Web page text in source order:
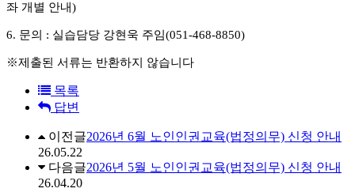
좌 개별 안내)
6. 문의 : 실습담당 강현욱 주임(051-468-8850)
※제출된 서류는 반환하지 않습니다
목록
답변
이전글2026년 6월 노인인권교육(법정의무) 신청 안내
26.05.22
다음글2026년 5월 노인인권교육(법정의무) 신청 안내
26.04.20